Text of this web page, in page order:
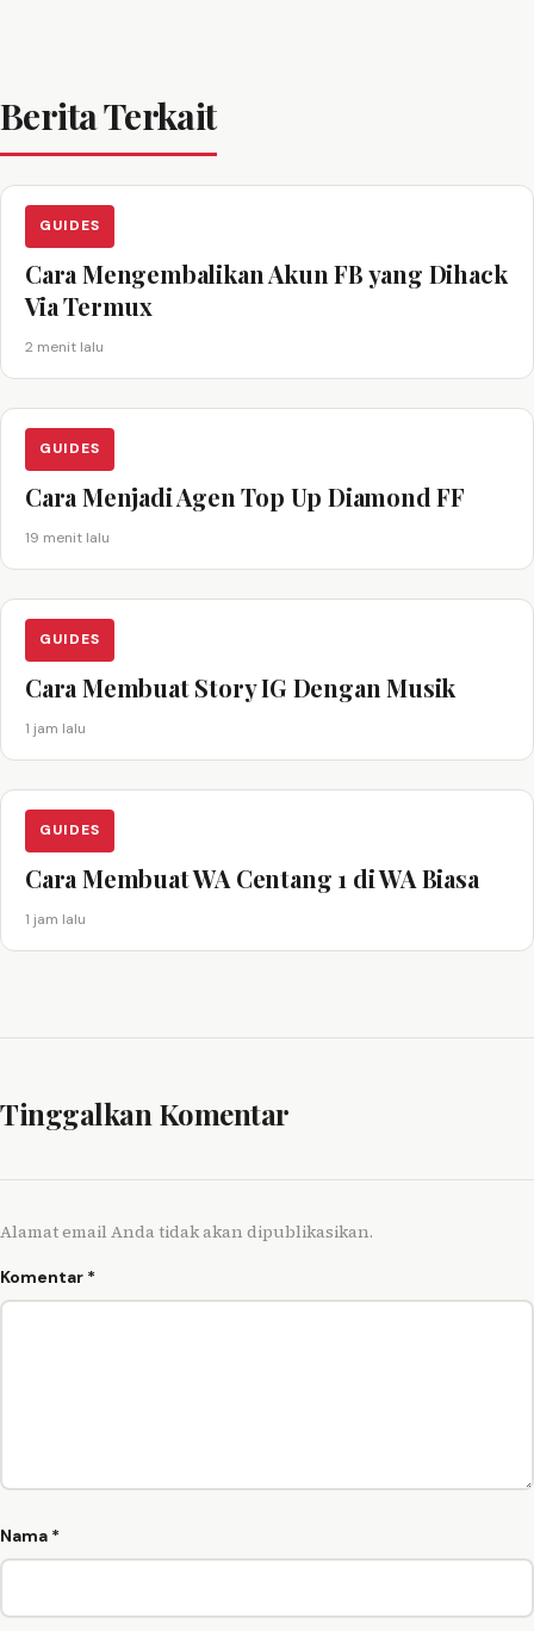
Berita Terkait
GUIDES
Cara Mengembalikan Akun FB yang Dihack
Via Termux
2 menit lalu
GUIDES
Cara Menjadi Agen Top Up Diamond FF
19 menit lalu
GUIDES
Cara Membuat Story IG Dengan Musik
1 jam lalu
GUIDES
Cara Membuat WA Centang 1 di WA Biasa
1 jam lalu
Tinggalkan Komentar
Alamat email Anda tidak akan dipublikasikan.
Komentar *
Nama *